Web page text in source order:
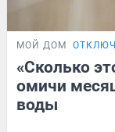
МОЙ ДОМ
«Сколько
омичи
воды